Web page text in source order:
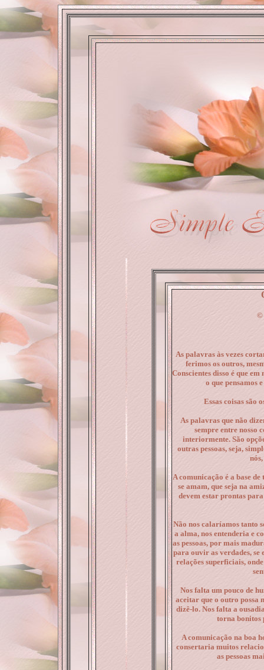
©
As palavras às vezes
ferimos os outros,
Conscientes disso é que
o que pensamos
Essas coisas são
As palavras que não
sempre entre nosso
interiormente. São
outras pessoas, seja,
A comunicação é a base
se amam, que seja na
devem estar prontas
Não nos calaríamos tanto
a alma, nos entenderia e
as pessoas, por mais
para ouvir as verdades, se
relações superficiais,
Nos falta um pouco de
aceitar que o outro possa
dizê-lo. Nos falta a
torna bonitos
A comunicação na boa
consertaria muitos
as pessoas